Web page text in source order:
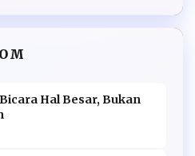
Hal Besar, Bukan